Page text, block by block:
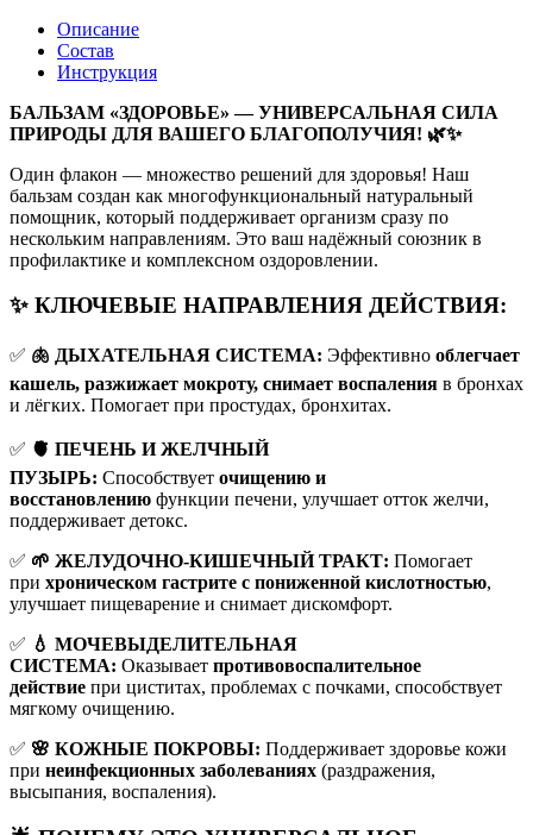
Описание
Состав
Инструкция
БАЛЬЗАМ «ЗДОРОВЬЕ» — УНИВЕРСАЛЬНАЯ СИЛА
ПРИРОДЫ ДЛЯ ВАШЕГО БЛАГОПОЛУЧИЯ! 🌿✨
Один флакон — множество решений для здоровья! Наш
бальзам создан как многофункциональный натуральный
помощник, который поддерживает организм сразу по
нескольким направлениям. Это ваш надёжный союзник в
профилактике и комплексном оздоровлении.
✨ КЛЮЧЕВЫЕ НАПРАВЛЕНИЯ ДЕЙСТВИЯ:
✅ 🫁 ДЫХАТЕЛЬНАЯ СИСТЕМА: Эффективно облегчает
кашель, разжижает мокроту, снимает воспаления в бронхах
и лёгких. Помогает при простудах, бронхитах.
✅ 🫀 ПЕЧЕНЬ И ЖЕЛЧНЫЙ
ПУЗЫРЬ: Способствует очищению и
восстановлению функции печени, улучшает отток желчи,
поддерживает детокс.
✅ 🌱 ЖЕЛУДОЧНО-КИШЕЧНЫЙ ТРАКТ: Помогает
при хроническом гастрите с пониженной кислотностью,
улучшает пищеварение и снимает дискомфорт.
✅ 💧 МОЧЕВЫДЕЛИТЕЛЬНАЯ
СИСТЕМА: Оказывает противовоспалительное
действие при циститах, проблемах с почками, способствует
мягкому очищению.
✅ 🌸 КОЖНЫЕ ПОКРОВЫ: Поддерживает здоровье кожи
при неинфекционных заболеваниях (раздражения,
высыпания, воспаления).